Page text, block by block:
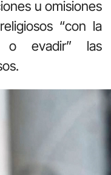
u omisiones
“con la
o evadir” las